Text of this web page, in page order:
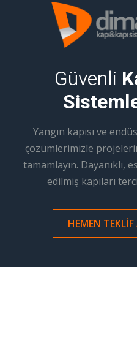
Güvenli
Yangın kapısı ve
çözümlerimizle
tamamlayın. Dayanıklı,
edilmiş kapıları
HEMEN TEKLIF